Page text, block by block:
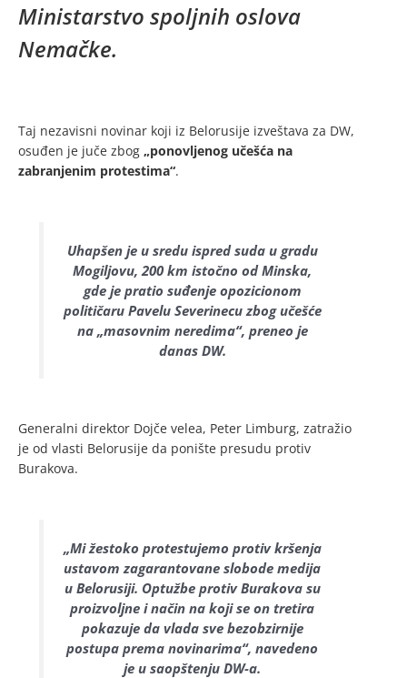
Ministarstvo spoljnih oslova
Nemačke.
Taj nezavisni novinar koji iz Belorusije izveštava za DW,
osuđen je juče zbog „ponovljenog učešća na
zabranjenim protestima“.
Uhapšen je u sredu ispred suda u gradu
Mogiljovu, 200 km istočno od Minska,
gde je pratio suđenje opozicionom
političaru Pavelu Severinecu zbog učešće
na „masovnim neredima“, preneo je
danas DW.
Generalni direktor Dojče velea, Peter Limburg, zatražio
je od vlasti Belorusije da ponište presudu protiv
Burakova.
„Mi žestoko protestujemo protiv kršenja
ustavom zagarantovane slobode medija
u Belorusiji. Optužbe protiv Burakova su
proizvoljne i način na koji se on tretira
pokazuje da vlada sve bezobzirnije
postupa prema novinarima“, navedeno
je u saopštenju DW-a.